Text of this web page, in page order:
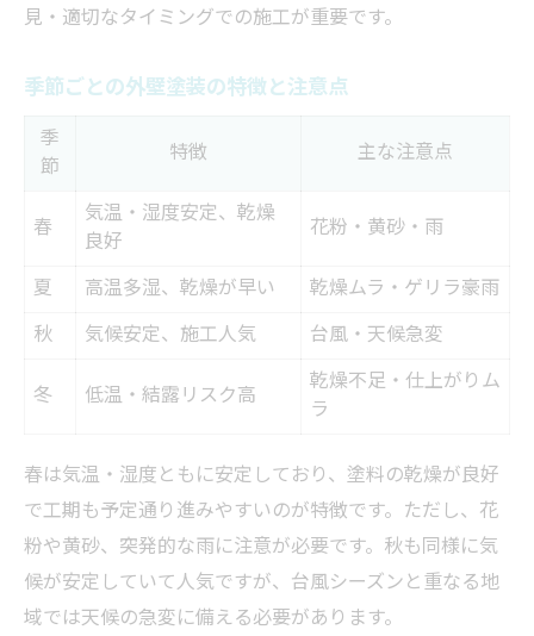
見・適切なタイミングでの施工が重要です。
季節ごとの外壁塗装の特徴と注意点
季
節
特徴 主な注意点
春
気温・湿度安定、乾燥
良好
花粉・黄砂・雨
夏
高温多湿、乾燥が早い
乾燥ムラ・ゲリラ豪雨
秋
気候安定、施工人気
台風・天候急変
冬
低温・結露リスク高
乾燥不足・仕上がりム
ラ
春は気温・湿度ともに安定しており、塗料の乾燥が良好
で工期も予定通り進みやすいのが特徴です。ただし、花
粉や黄砂、突発的な雨に注意が必要です。秋も同様に気
候が安定していて人気ですが、台風シーズンと重なる地
域では天候の急変に備える必要があります。